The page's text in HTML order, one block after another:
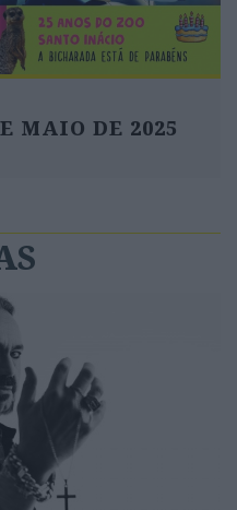
MAIO DE 2025